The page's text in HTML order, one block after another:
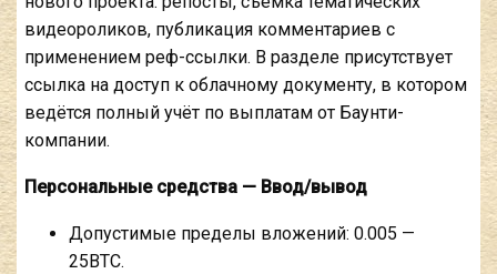
видеороликов, публикация комментариев с
применением реф-ссылки. В разделе присутствует
ссылка на доступ к облачному документу, в котором
ведётся полный учёт по выплатам от Баунти-
компании.
Персональные средства — Ввод/вывод
Допустимые пределы вложений: 0.005 —
25BTC.